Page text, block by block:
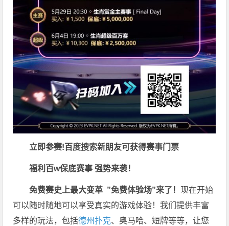
立即参赛!百度搜索新朋友可获得赛事门票
福利 百w保底赛事 强势来袭！
免费赛史上最大变革 ”免费体验场”来了！现在开始
可以随时随地可以享受真实的游戏体验！我们提供丰富
多样的玩法，包括德州扑克、奥马哈、短牌等等，让您